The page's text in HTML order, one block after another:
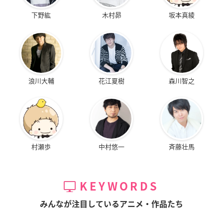
下野紘 木村昴 坂本真綾
浪川大輔 花江夏樹 森川智之
村瀬歩 中村悠一 斉藤壮馬
KEYWORDS
みんなが注目しているアニメ・作品たち